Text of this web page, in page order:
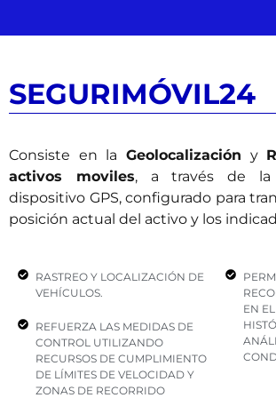
SEGURIMÓVIL24
Consiste en la Geolocalización y
activos
moviles, a
través de
dispositivo GPS, configurado para
posición actual del activo y los
RASTREO Y LOCALIZACIÓN DE
VEHÍCULOS.
REFUERZA LAS MEDIDAS DE
CONTROL UTILIZANDO
RECURSOS DE CUMPLIMIENTO
DE LÍMITES DE VELOCIDAD Y
ZONAS DE RECORRIDO
EN